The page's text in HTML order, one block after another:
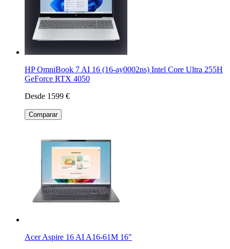
HP OmniBook 7 AI 16 (16-ay0002ns) Intel Core Ultra 255H
GeForce RTX 4050
Desde 1599 €
Comparar
Acer Aspire 16 AI A16-61M 16"